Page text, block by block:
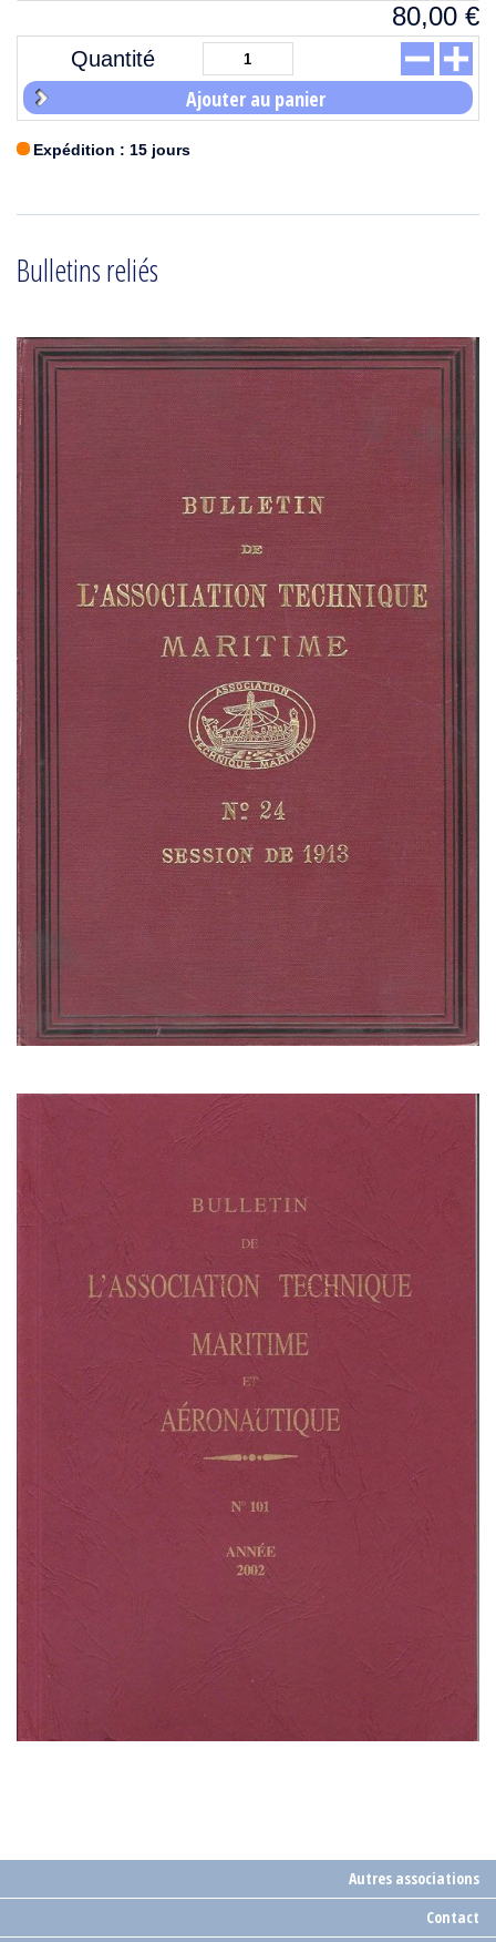
80,00 €
Quantité
Ajouter au panier
Expédition : 15 jours
Bulletins reliés
Autres associations
Contact